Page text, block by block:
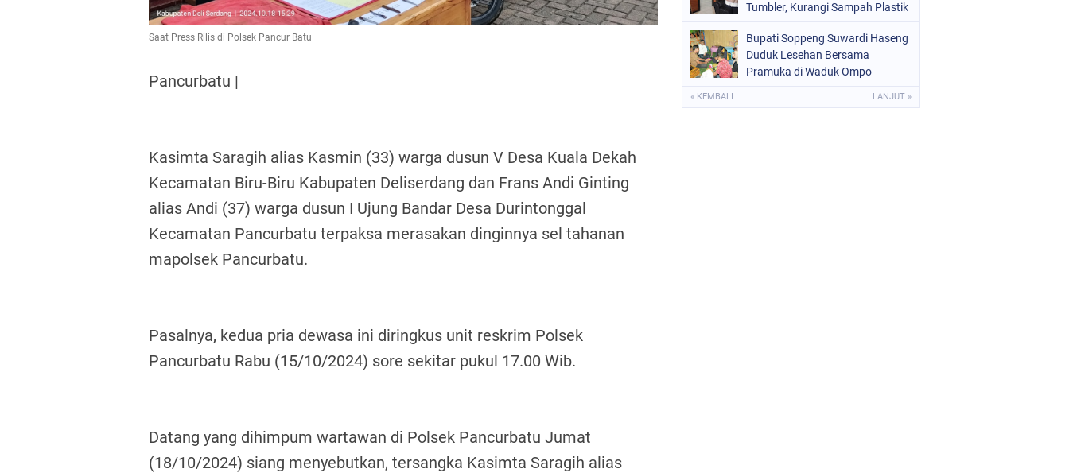
Saat Press Rilis di Polsek Pancur Batu
Pancurbatu |
Kasimta Saragih alias Kasmin (33) warga dusun V Desa Kuala Dekah
Kecamatan Biru-Biru Kabupaten Deliserdang dan Frans Andi Ginting
alias Andi (37) warga dusun I Ujung Bandar Desa Durintonggal
Kecamatan Pancurbatu terpaksa merasakan dinginnya sel tahanan
mapolsek Pancurbatu.
Pasalnya, kedua pria dewasa ini diringkus unit reskrim Polsek
Pancurbatu Rabu (15/10/2024) sore sekitar pukul 17.00 Wib.
Datang yang dihimpum wartawan di Polsek Pancurbatu Jumat
(18/10/2024) siang menyebutkan, tersangka Kasimta Saragih alias
Tumbler, Kurangi Sampah Plastik
Bupati Soppeng Suwardi Haseng
Duduk Lesehan Bersama
Pramuka di Waduk Ompo
« KEMBALI LANJUT »